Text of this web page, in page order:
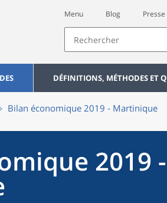
Menu Blog Presse
DÉFINITIONS, MÉTHODES ET
Bilan économique 2019 - Martinique
2019 -